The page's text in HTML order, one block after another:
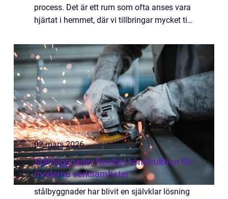
process. Det är ett rum som ofta anses vara
hjärtat i hemmet, där vi tillbringar mycket tid
02 mars 2026
Stålbyggnader flexibel konstruktion för
moderna verksamheter
stålbyggnader har blivit en självklar lösning